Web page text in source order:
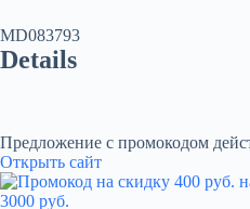
MD083793
Details
Предложение с промокодом
Открыть сайт